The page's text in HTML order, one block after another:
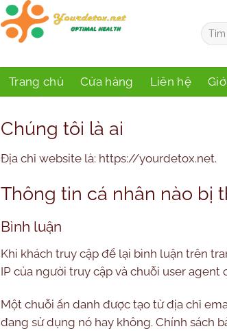
Tìm
kiếm:
Trang chủ Cửa hàng Liên hệ
Chúng tôi là ai
Địa chỉ website là: https://yourdetox.net.
Thông tin cá nhân nào bị
Bình luận
Khi khách truy cập để lại bình luận trên
IP của người truy cập và chuỗi user
Một chuỗi ẩn danh được tạo từ địa chỉ
đang sử dụng nó hay không. Chính sách